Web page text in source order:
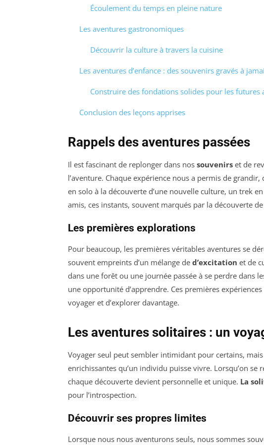
Écoulement du temps en pleine nature
Les aventures gastronomiques
Découvrir la culture à travers la cuisine
Les aventures d’enfance : des souvenirs gravés à
Construire des fondations solides pour les futures
Conclusion des leçons apprises
Rappels des aventures passées
Il est fascinant de replonger dans nos souvenirs et de
l’aventure. Chaque expérience nous a permis de
en solo à la découverte d’une nouvelle culture, un trek
amis, ces instants, souvent marqués par la découverte
Les premières explorations
Pour beaucoup, les premières véritables aventures se
souvent empreints d’un mélange de d’excitation et de
dans une forêt ou une journée passée à se perdre dans
une opportunité d’apprendre. Ces premières
voyager et d’explorer davantage.
Les aventures solitaires : un
Voyager seul peut sembler intimidant pour certains,
enrichissantes qu’un individu puisse vivre. Lorsqu’on se
chaque découverte devient personnelle et unique. La
pour l’introspection.
Découvrir ses propres limites
Lorsque nous nous aventurons seuls, nous sommes